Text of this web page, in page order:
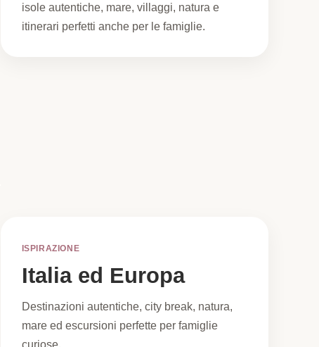
isole autentiche, mare, villaggi, natura e
itinerari perfetti anche per le famiglie.
ISPIRAZIONE
Italia ed Europa
Destinazioni autentiche, city break, natura,
mare ed escursioni perfette per famiglie
curiose.